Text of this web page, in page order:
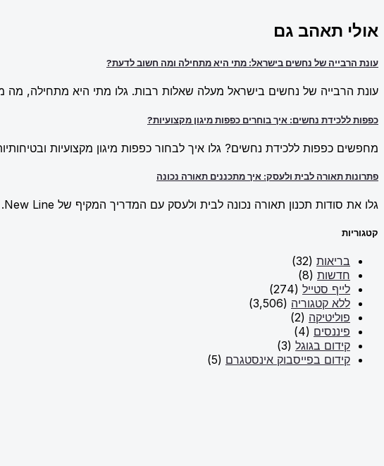
אולי תאהב גם
עונת הרבייה של נחשים בישראל: מתי היא מתחילה ומה חשוב לדעת?
עונת הרבייה של נחשים בישראל מעלה שאלות רבות. גלו מתי היא מתחילה, מה
כפפות ללכידת נחשים: איך בוחרים כפפות מיגון מקצועיות?
מחפשים כפפות ללכידת נחשים? גלו איך לבחור כפפות מיגון מקצועיות
פתרונות תאורה לבית ולעסק: איך מתכננים תאורה נכונה
גלו את סודות תכנון תאורה נכונה לבית ולעסק עם המדריך המקיף של New Line. למדו על פתרונות תאורה חכמים וכיצד ליצור אווירה מושלמת.
קטגוריות
בריאות (32)
חדשות (8)
לייף סטייל (274)
ללא קטגוריה (3,506)
פוליטיקה (2)
פיננסים (4)
קידום בגוגל (3)
קידום בפייסבוק אינסטגרם (5)